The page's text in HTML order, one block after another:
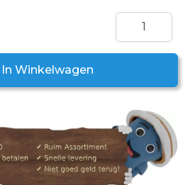
naar een vriend
Aantal
In Winkelwagen